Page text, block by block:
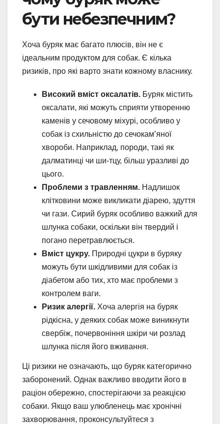
бути небезпечним?
Хоча буряк має багато плюсів, він не є
ідеальним продуктом для собак. Є кілька
ризиків, про які варто знати кожному власнику.
Високий вміст оксалатів. Буряк містить
оксалати, які можуть сприяти утворенню
каменів у сечовому міхурі, особливо у
собак із схильністю до сечокам’яної
хвороби. Наприклад, породи, такі як
далматинці чи ши-тцу, більш уразливі до
цього.
Проблеми з травленням. Надлишок
клітковини може викликати діарею, здуття
чи гази. Сирий буряк особливо важкий для
шлунка собаки, оскільки він твердий і
погано перетравлюється.
Вміст цукру. Природні цукри в буряку
можуть бути шкідливими для собак із
діабетом або тих, хто має проблеми з
контролем ваги.
Ризик алергії. Хоча алергія на буряк
рідкісна, у деяких собак може виникнути
свербіж, почервоніння шкіри чи розлад
шлунка після його вживання.
Ці ризики не означають, що буряк категорично
заборонений. Однак важливо вводити його в
раціон обережно, спостерігаючи за реакцією
собаки. Якщо ваш улюбленець має хронічні
захворювання, проконсультуйтеся з